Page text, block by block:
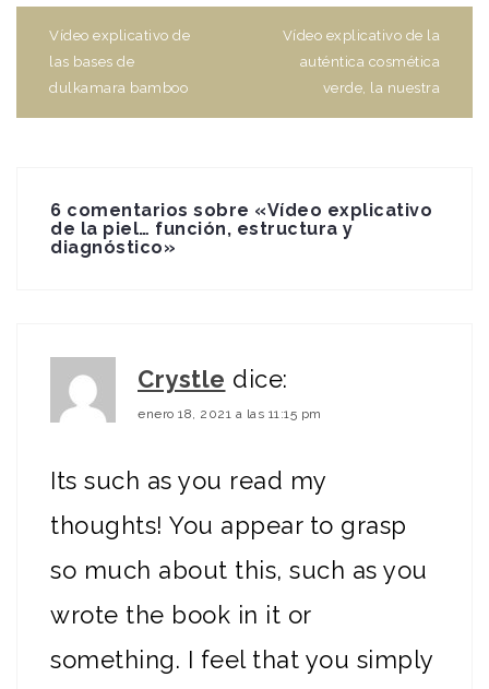
entradas
Vídeo explicativo de
las bases de
dulkamara bamboo
Vídeo explicativo de la
auténtica cosmética
verde, la nuestra
6 comentarios sobre «Vídeo explicativo
de la piel… función, estructura y
diagnóstico»
Crystle dice:
enero 18, 2021 a las 11:15 pm
Its such as you read my
thoughts! You appear to grasp
so much about this, such as you
wrote the book in it or
something. I feel that you simply